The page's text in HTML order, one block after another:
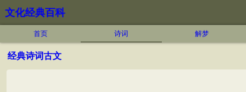
文化经典百科
首页 诗词 解梦
经典诗词古文